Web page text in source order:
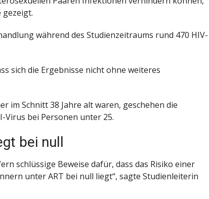
während des Studienzeitraums rund 470 HIV-
sich die Ergebnisse nicht ohne weiteres
im Schnitt 38 Jahre alt waren, geschehen die
bei Personen unter 25.
bei null
schlüssige Beweise dafür, dass das Risiko einer
unter ART bei null liegt“, sagte Studienleiterin